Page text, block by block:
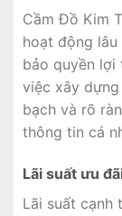
Cầm Đồ Kim
hoạt động lâu
bảo quyền lợi
việc xây
bạch và rõ
thông tin cá
Lãi suất ưu
Lãi suất cạnh